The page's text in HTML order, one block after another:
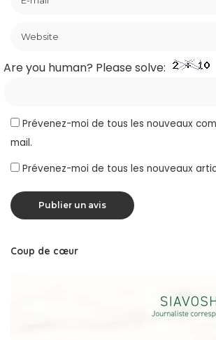
Are you human? Please solve:
Prévenez-moi de tous les nouveaux
mail.
Prévenez-moi de tous les nouveaux
Coup de cœur